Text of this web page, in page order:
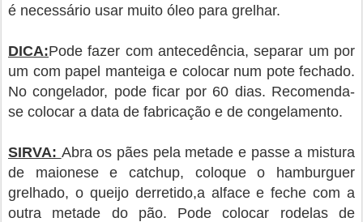
é necessário usar muito óleo para grelhar.
DICA:Pode fazer com antecedência, separar um por
um com papel manteiga e colocar num pote fechado.
No congelador, pode ficar por 60 dias. Recomenda-
se colocar a data de fabricação e de congelamento.
SIRVA: Abra os pães pela metade e passe a mistura
de maionese e catchup, coloque o hamburguer
grelhado, o queijo derretido,a alface e feche com a
outra metade do pão. Pode colocar rodelas de